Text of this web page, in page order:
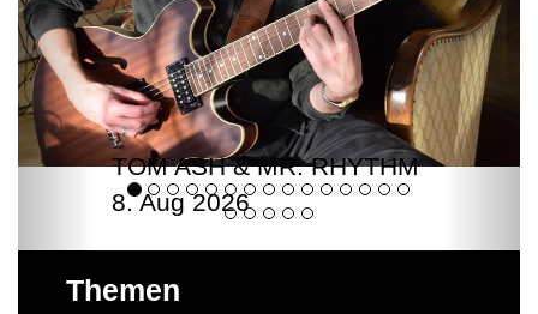
TOM ASH & MR. RHYTHM
8. Aug 2026
Themen